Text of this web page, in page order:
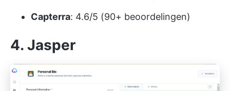
Capterra: 4.6/5 (90+ beoordelingen)
4. Jasper